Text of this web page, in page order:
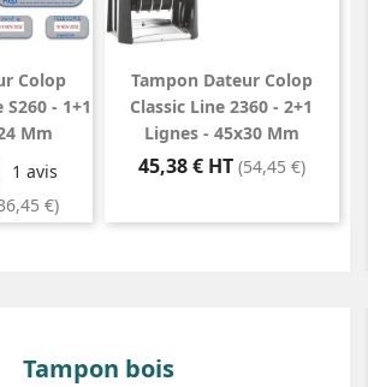
Colop
- 1+1
Mm
1 avis
€)
Tampon Dateur Colop
Classic Line 2360 - 2+1
Lignes - 45x30 Mm
Prix
45,38 € HT (54,45 €)
Tampon bois